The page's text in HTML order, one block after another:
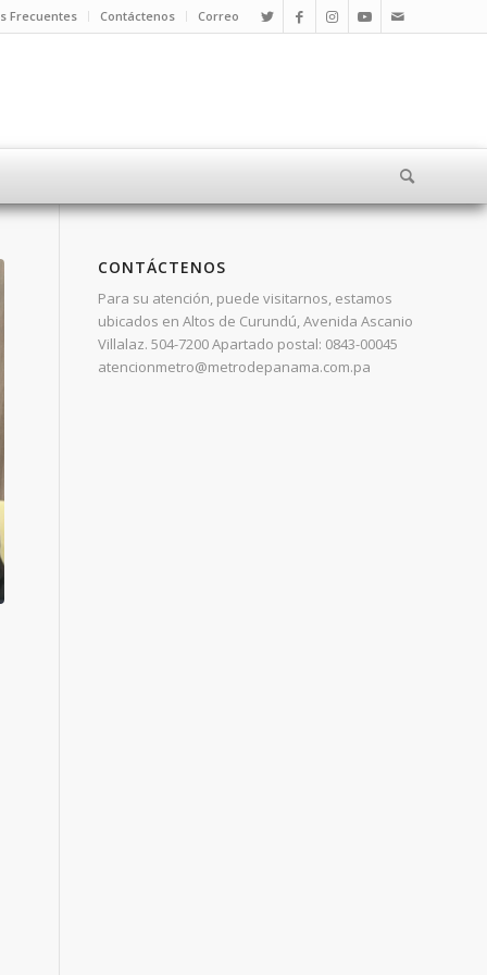
Frecuentes Contáctenos Correo
CONTÁCTENOS
Para su atención, puede visitarnos, estamos
ubicados en Altos de Curundú, Avenida Ascanio
Villalaz. 504-7200 Apartado postal: 0843-00045
atencionmetro@metrodepanama.com.pa